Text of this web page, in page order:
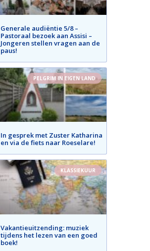
Generale audiëntie 5/8 –
Pastoraal bezoek aan Assisi –
Jongeren stellen vragen aan de
paus!
PELGRIM IN EIGEN LAND
In gesprek met Zuster Katharina
en via de fiets naar Roeselare!
KLASSIEKUUR
Vakantieuitzending: muziek
tijdens het lezen van een goed
boek!